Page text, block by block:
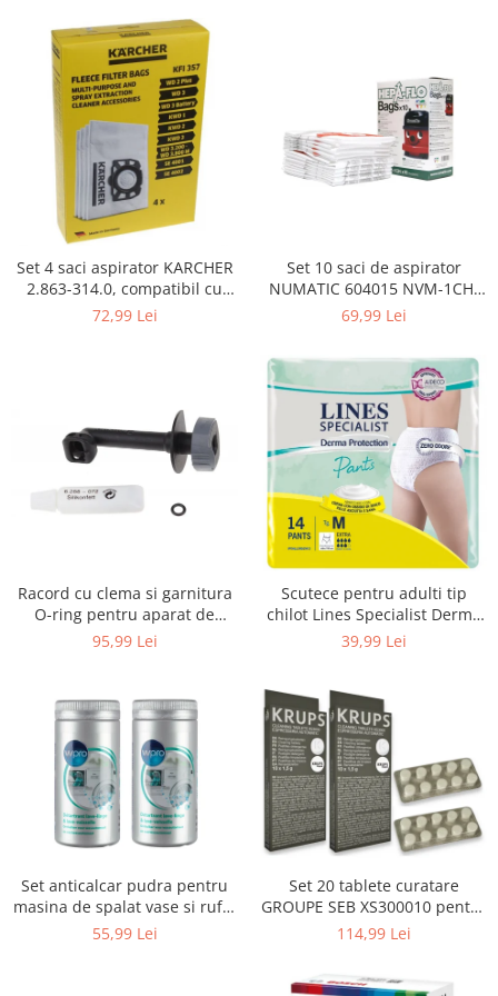
Decoratiuni
Gradinarit
Hobby-uri creative
Iluminat & Electrice
Jaluzele
Kit-uri automatizari porti si usi
Mobila dormitor
Mobila gradina & terasa
Mobila Living & Dining
Organizare si depozitare
Scule electrice si unelte
Silicon, spume si solutii tehnice
Sisteme Incalzire
Textile si covoare
Accesorii tablete
Laptopuri si Accesorii
Wearable & Gadgeturi
Electrocasnice & Climatizare
Accesorii si piese masini spalat
rufe si uscatoare
Accesorii si piese masini spalat
Aparate Racire Aer
Aragaze si cuptoare cu microunde
Set 4 saci aspirator KARCHER
2.863-314.0, compatibil cu
WD, KWD, SE
72,99 Lei
Set 10 saci de aspirator
NUMATIC 604015 NVM-1CH,
9L
69,99 Lei
Racord cu clema si garnitura
O-ring pentru aparat de
spalat cu presiune, KARCHER
95,99 Lei
Scutece pentru adulti tip
chilot Lines Specialist Derma
Protection Extra, 7 picaturi,
39,99 Lei
Set anticalcar pudra pentru
masina de spalat vase si rufe,
WPRO 484000008416, 2 x 250g
55,99 Lei
Set 20 tablete curatare
GROUPE SEB XS300010 pentru
espressoare Krups (2x10
114,99 Lei